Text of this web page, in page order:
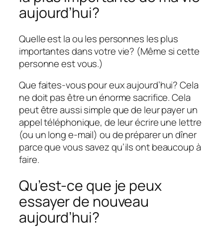
aujourd’hui?
Quelle est la ou les personnes les plus
importantes dans votre vie? (Même si cette
personne est vous.)
Que faites-vous pour eux aujourd’hui? Cela
ne doit pas être un énorme sacrifice. Cela
peut être aussi simple que de leur payer un
appel téléphonique, de leur écrire une lettre
(ou un long e-mail) ou de préparer un dîner
parce que vous savez qu’ils ont beaucoup à
faire.
Qu’est-ce que je peux
essayer de nouveau
aujourd’hui?